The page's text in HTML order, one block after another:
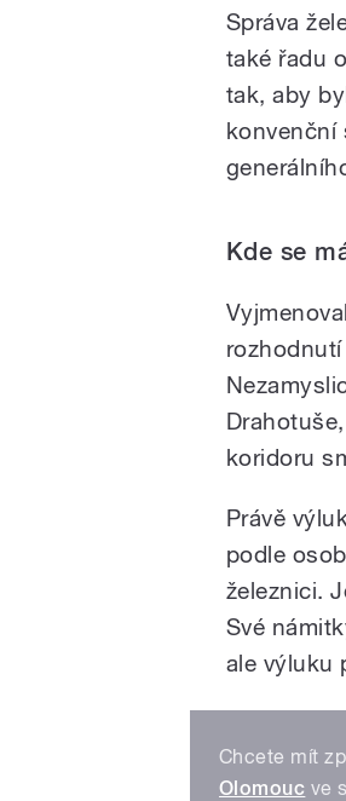
Správa
také řadu
tak, aby
konvenční
Kde se
koridoru
Právě
podle
železnici.
Své
ale výluku
Chcete mít
Olomouc ve